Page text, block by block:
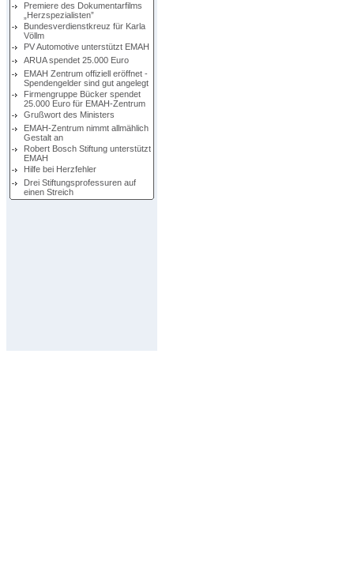
Premiere des Dokumentarfilms
„Herzspezialisten”
Bundesverdienstkreuz für Karla
Völlm
PV Automotive unterstützt EMAH
ARUA spendet 25.000 Euro
EMAH Zentrum offiziell eröffnet -
Spendengelder sind gut angelegt
Firmengruppe Bücker spendet
25.000 Euro für EMAH-Zentrum
Grußwort des Ministers
EMAH-Zentrum nimmt allmählich
Gestalt an
Robert Bosch Stiftung unterstützt
EMAH
Hilfe bei Herzfehler
Drei Stiftungsprofessuren auf
einen Streich